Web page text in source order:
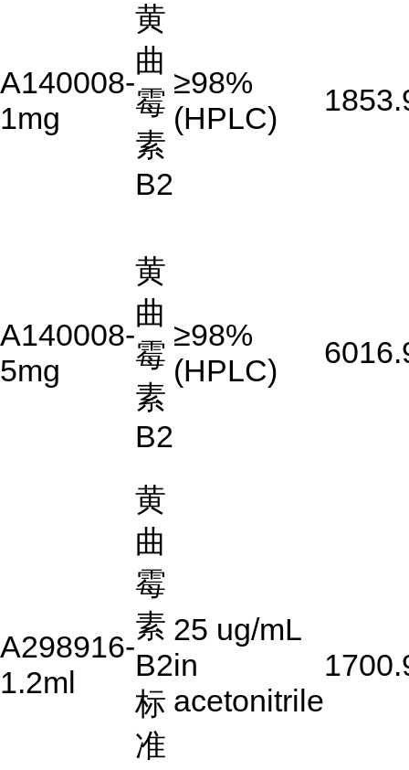
A140008-
1mg
黄
曲
霉
素
B2
≥98%
(HPLC)
A140008-
5mg
黄
曲
霉
素
B2
≥98%
(HPLC)
A298916-
1.2ml
黄
曲
霉
素
B2
标
准
25 ug/mL
in
acetonitrile